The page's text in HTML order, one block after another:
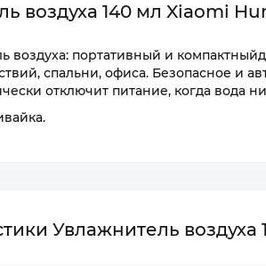
воздуха 140 мл Xiaomi
портативный и
спальни, офиса. Безопасное и
отключит питание, когда вода
Увлажнитель воздуха